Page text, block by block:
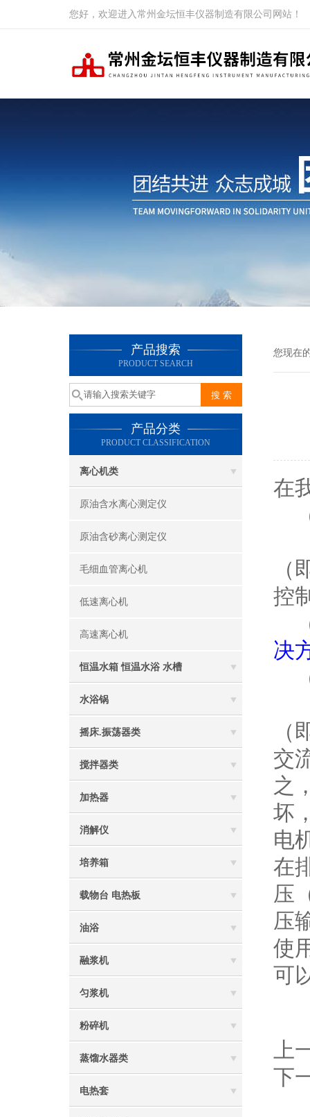
您好，欢迎进入常州金坛恒丰仪器制造有限公司网站！
产品搜索
PRODUCT SEARCH
产品分类
PRODUCT CLASSIFICATION
离心机类
原油含水离心测定仪
原油含砂离心测定仪
毛细血管离心机
低速离心机
高速离心机
恒温水箱 恒温水浴 水槽
水浴锅
摇床.振荡器类
搅拌器类
加热器
消解仪
培养箱
载物台 电热板
油浴
融浆机
匀浆机
粉碎机
蒸馏水器类
电热套
您现在
在
控
决
交
之
坏
电
在
压
压
使
可
上
下